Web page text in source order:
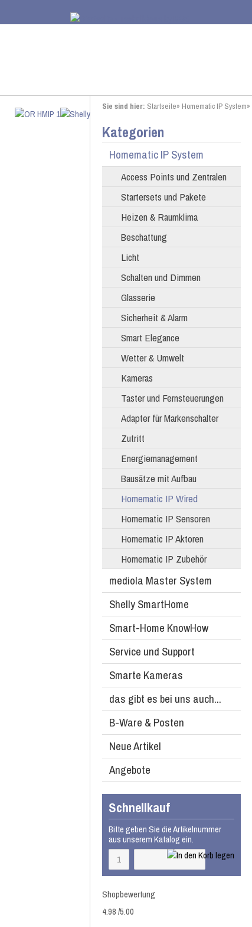
Sie sind hier: Startseite» Homematic IP System»
Kategorien
Homematic IP System
Access Points und Zentralen
Startersets und Pakete
Heizen & Raumklima
Beschattung
Licht
Schalten und Dimmen
Glasserie
Sicherheit & Alarm
Smart Elegance
Wetter & Umwelt
Kameras
Taster und Fernsteuerungen
Adapter für Markenschalter
Zutritt
Energiemanagement
Bausätze mit Aufbau
Homematic IP Wired
Homematic IP Sensoren
Homematic IP Aktoren
Homematic IP Zubehör
mediola Master System
Shelly SmartHome
Smart-Home KnowHow
Service und Support
Smarte Kameras
das gibt es bei uns auch...
B-Ware & Posten
Neue Artikel
Angebote
Schnellkauf
Bitte geben Sie die Artikelnummer
aus unserem Katalog ein.
Shopbewertung
4.98/5.00